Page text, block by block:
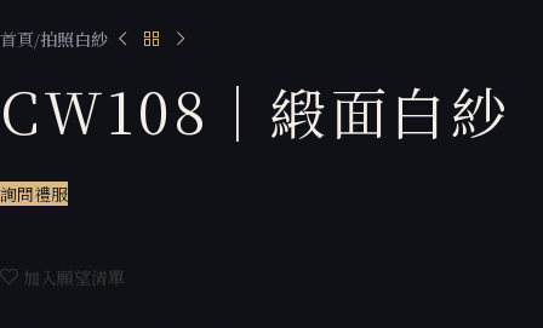
首頁 拍照白紗
CW108｜緞面白紗
詢問禮服
加入願望清單